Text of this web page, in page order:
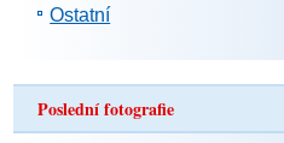
Ostatní
Poslední fotografie